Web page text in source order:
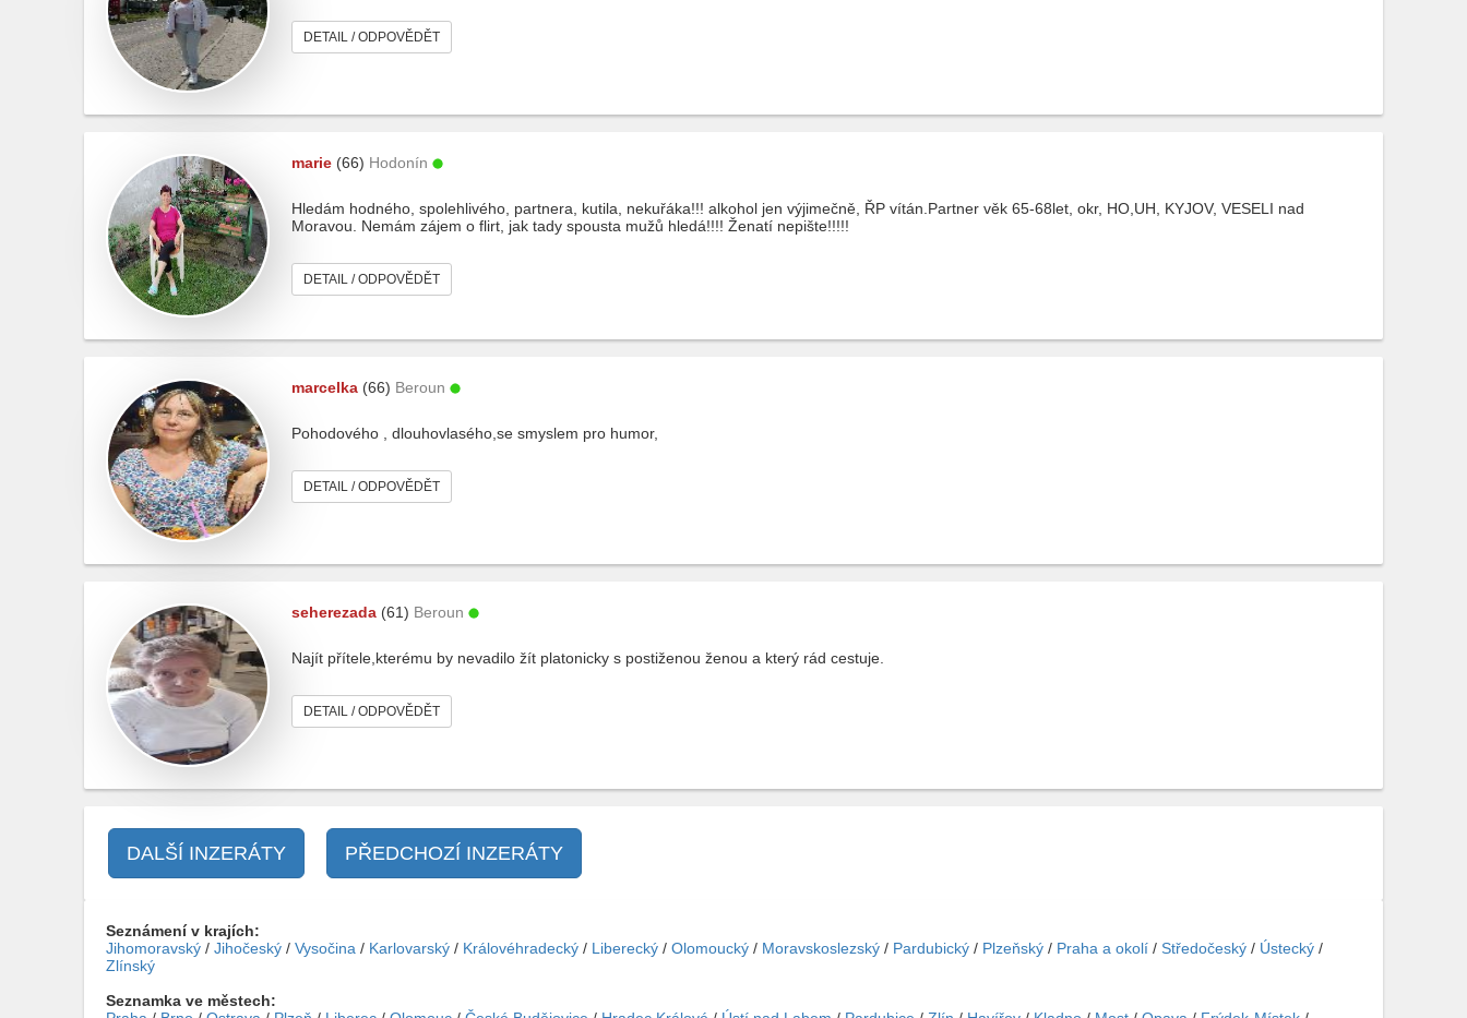
DETAIL / ODPOVĚDĚT
marie (66) Hodonín
Hledám hodného, spolehlivého, partnera, kutila, nekuřáka!!! alkohol jen výjimečně, ŘP vítán.Partner věk 65-68let, okr, HO,UH, KYJOV, VESELI nad
Moravou. Nemám zájem o flirt, jak tady spousta mužů hledá!!!! Ženatí nepište!!!!!
DETAIL / ODPOVĚDĚT
marcelka (66) Beroun
Pohodového , dlouhovlasého,se smyslem pro humor,
DETAIL / ODPOVĚDĚT
seherezada (61) Beroun
Najít přítele,kterému by nevadilo žít platonicky s postiženou ženou a který rád cestuje.
DETAIL / ODPOVĚDĚT
DALŠÍ INZERÁTY PŘEDCHOZÍ INZERÁTY
Seznámení v krajích:
Jihomoravský / Jihočeský / Vysočina / Karlovarský / Královéhradecký / Liberecký / Olomoucký / Moravskoslezský / Pardubický / Plzeňský / Praha a okolí / Středočeský / Ústecký /
Zlínský
Seznamka ve městech: